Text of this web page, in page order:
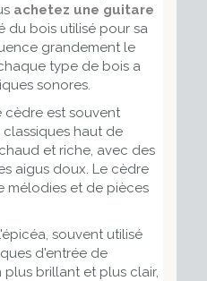
achetez une guitare
du bois utilisé pour sa
grandement le
type de bois a
sonores.
cèdre est souvent
haut de
et riche, avec des
aigus doux. Le cèdre
mélodies et de pièces
souvent utilisé
d'entrée de
brillant et plus clair,